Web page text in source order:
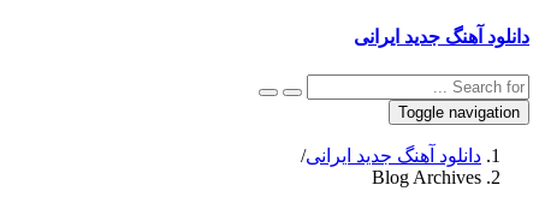
دانلود آهنگ جدید ایرانی
Toggle navigation
دانلود آهنگ جدید ایرانی/
Blog Archives